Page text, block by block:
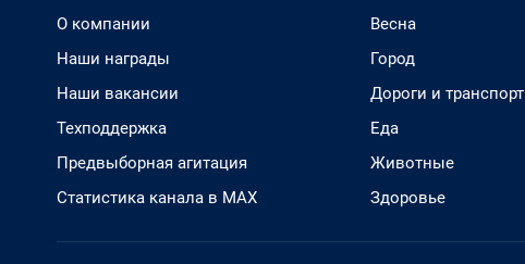
О компании
Наши награды
Наши вакансии
Техподдержка
Предвыборная агитация
Статистика канала в MAX
Весна
Город
Дороги и транспорт
Еда
Животные
Здоровье